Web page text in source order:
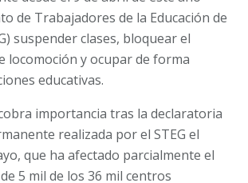
de Trabajadores de la Educación de
suspender clases, bloquear el
locomoción y ocupar de forma
educativas.
importancia tras la declaratoria
realizada por el STEG el
que ha afectado parcialmente el
5 mil de los 36 mil centros